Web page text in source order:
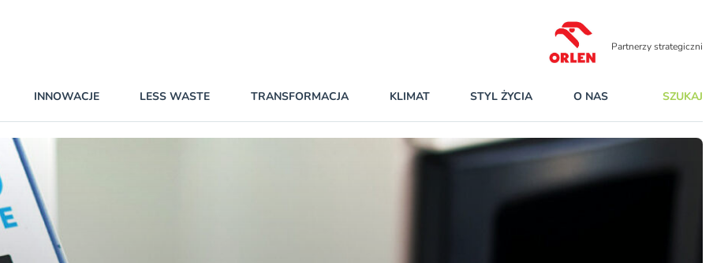
Partnerzy strategiczni
INNOWACJE LESS WASTE TRANSFORMACJA KLIMAT STYL ŻYCIA O NAS SZUKAJ